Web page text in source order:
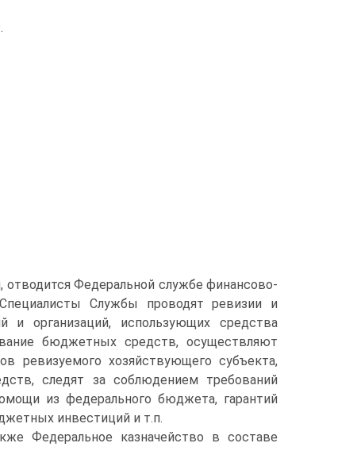
отводится Федеральной службе финансово-
Службы проводят ревизии и
и организаций, использующих средства
бюджетных средств, осуществляют
ревизуемого хозяйствующего субъекта,
следят за соблюдением требований
из федерального бюджета, гарантий
инвестиций и т.п.
Федеральное казначейство в составе